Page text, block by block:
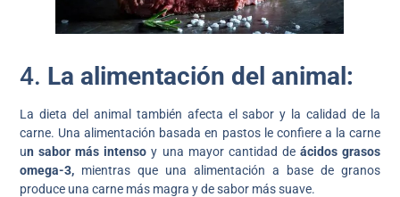
4. La alimentación del animal:
La dieta del animal también afecta el sabor y la calidad de la
carne. Una alimentación basada en pastos le confiere a la carne
un sabor más intenso y una mayor cantidad de ácidos grasos
omega-3, mientras que una alimentación a base de granos
produce una carne más magra y de sabor más suave.